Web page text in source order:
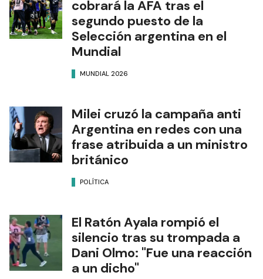
cobrará la AFA tras el
segundo puesto de la
Selección argentina en el
Mundial
MUNDIAL 2026
Milei cruzó la campaña anti
Argentina en redes con una
frase atribuida a un ministro
británico
POLÍTICA
El Ratón Ayala rompió el
silencio tras su trompada a
Dani Olmo: "Fue una reacción
a un dicho"